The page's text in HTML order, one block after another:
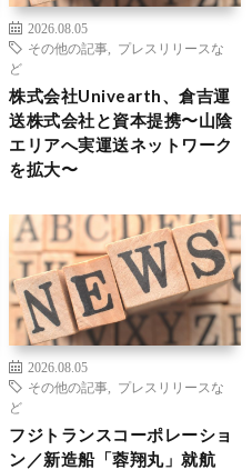
2026.08.05
その他の記事
プレスリリースな
ど
株式会社Univearth、倉吉運
送株式会社と資本提携〜山陰
エリアへ実運送ネットワーク
を拡大〜
2026.08.05
その他の記事
プレスリリースな
ど
フジトランスコーポレーショ
ン／新造船「蓉翔丸」就航